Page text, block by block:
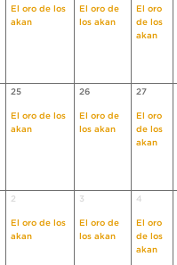
El oro de los
akan
El oro de
los akan
El oro
de los
akan
25
El oro de los
akan
26
El oro de
los akan
27
El oro
de los
akan
2
El oro de los
akan
3
El oro de
los akan
4
El oro
de los
akan